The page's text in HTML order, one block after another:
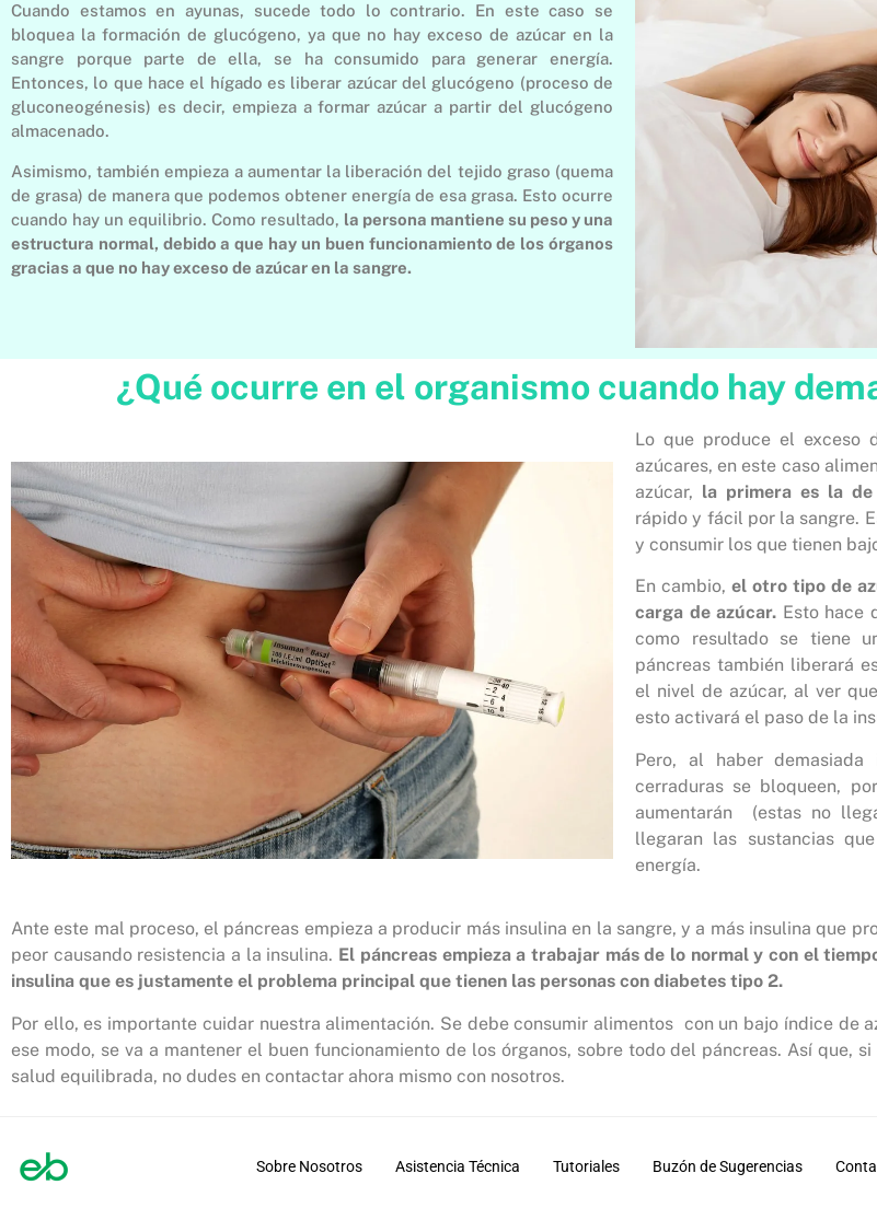
Cuando estamos en ayunas, sucede todo lo contrario. En este caso se
bloquea la formación de glucógeno, ya que no hay exceso de azúcar en la
sangre porque parte de ella, se ha consumido para generar energía.
Entonces, lo que hace el hígado es liberar azúcar del glucógeno (proceso de
gluconeogénesis) es decir, empieza a formar azúcar a partir del glucógeno
almacenado.
Asimismo, también empieza a aumentar la liberación del tejido graso (quema
de grasa) de manera que podemos obtener energía de esa grasa. Esto ocurre
cuando hay un equilibrio. Como resultado, la persona mantiene su peso y una
estructura normal, debido a que hay un buen funcionamiento de los órganos
gracias a que no hay exceso de azúcar en la sangre.
¿Qué ocurre en el organismo cuando hay
Lo que produce el exceso
azúcares, en este caso
azúcar, la primera es la de
rápido y fácil por la sangre.
y consumir los que tienen
En cambio,el otro tipo de
carga de azúcar. Esto hace
como resultado se tiene
páncreas también liberará
el nivel de azúcar, al ver
esto activará el paso de la
Pero, al haber
cerraduras se bloqueen,
aumentarán (estas no
llegaran las sustancias
energía.
Ante este mal proceso, el páncreas empieza a producir más insulina en la sangre, y a más insulina que
peor causando resistencia a la insulina. El páncreas empieza a trabajar más de lo normal y con el
insulina que es justamente el problema principal que tienen las personas con diabetes tipo 2.
Por ello, es importante cuidar nuestra alimentación. Se debe consumir alimentos con un bajo índice de
ese modo, se va a mantener el buen funcionamiento de los órganos, sobre todo del páncreas. Así que,
salud equilibrada, no dudes en contactar ahora mismo con nosotros.
Sobre Nosotros Asistencia Técnica Tutoriales Buzón de Sugerencias